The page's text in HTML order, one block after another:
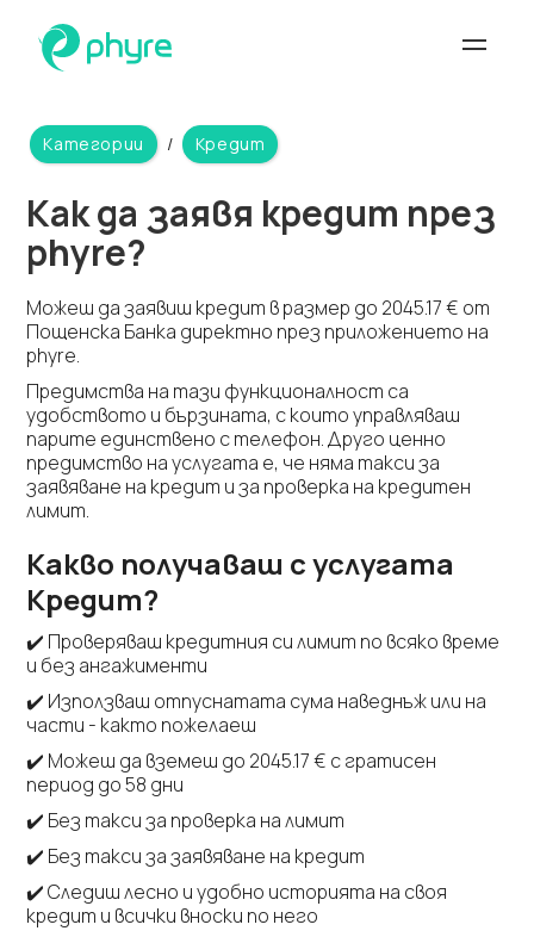
Категории / Кредит
Как да заявя кредит през
phyre?
Можеш да заявиш кредит в размер до 2045.17 € от
Пощенска Банка директно през приложението на
phyre.
Предимства на тази функционалност са
удобството и бързината, с които управляваш
парите единствено с телефон. Друго ценно
предимство на услугата е, че няма такси за
заявяване на кредит и за проверка на кредитен
лимит.
Какво получаваш с услугата
Кредит?
✔️ Проверяваш кредитния си лимит по всяко време
и без ангажименти
✔️ Използваш отпуснатата сума наведнъж или на
части - както пожелаеш
✔️ Можеш да вземеш до 2045.17 € с гратисен
период до 58 дни
✔️ Без такси за проверка на лимит
✔️ Без такси за заявяване на кредит
✔️ Следиш лесно и удобно историята на своя
кредит и всички вноски по него